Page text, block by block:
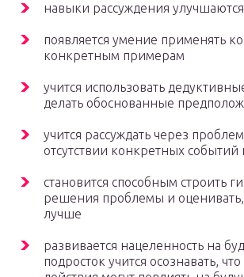
навыки рассуждения
появляется умение применять
конкретным примерам
учится использовать
делать обоснованные
учится рассуждать через
отсутствии конкретных
становится способным строить
решения проблемы и
лучше
развивается нацеленность на
подросток учится осознавать,